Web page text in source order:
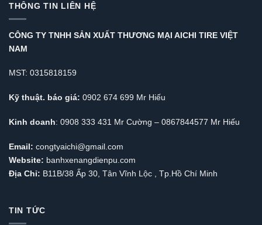
THÔNG TIN LIÊN HỆ
CÔNG TY TNHH SẢN XUẤT THƯƠNG MẠI AICHI TIRE VIỆT
NAM
MST: 0315818159
Kỹ thuật. báo giá: 0902 674 699 Mr Hiếu
Kinh doanh: 0908 333 431 Mr Cường – 0867844577 Mr Hiếu
Email: congtyaichi@gmail.com
Website: banhxenangdienpu.com
Địa Chỉ: B11B/38 Ấp 30, Tân Vĩnh Lộc , Tp.Hồ Chí Minh
TIN TỨC